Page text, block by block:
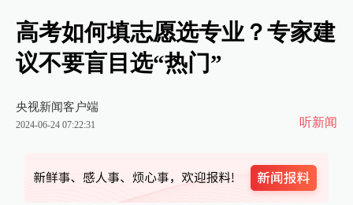
高考如何填志愿选专业？专家建
议不要盲目选“热门”
央视新闻客户端
2024-06-24 07:22:31 听新闻